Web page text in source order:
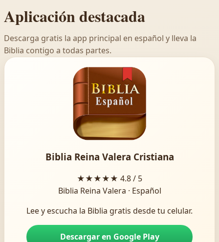
Aplicación destacada
Descarga gratis la app principal en español y lleva la
Biblia contigo a todas partes.
Biblia Reina Valera Cristiana
★★★★★ 4.8 / 5
Biblia Reina Valera · Español
Lee y escucha la Biblia gratis desde tu celular.
Descargar en Google Play